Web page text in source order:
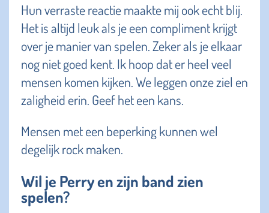
Hun verraste reactie maakte mij ook echt blij.
Het is altijd leuk als je een compliment krijgt
over je manier van spelen. Zeker als je elkaar
nog niet goed kent. Ik hoop dat er heel veel
mensen komen kijken. We leggen onze ziel en
zaligheid erin. Geef het een kans.
Mensen met een beperking kunnen wel
degelijk rock maken.
Wil je Perry en zijn band zien
spelen?